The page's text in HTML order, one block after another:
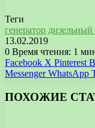
Теги
генератор
13.02.2019
0 Время чтения: 1
Facebook X Pinterest
Messenger WhatsApp
ПОХОЖИЕ